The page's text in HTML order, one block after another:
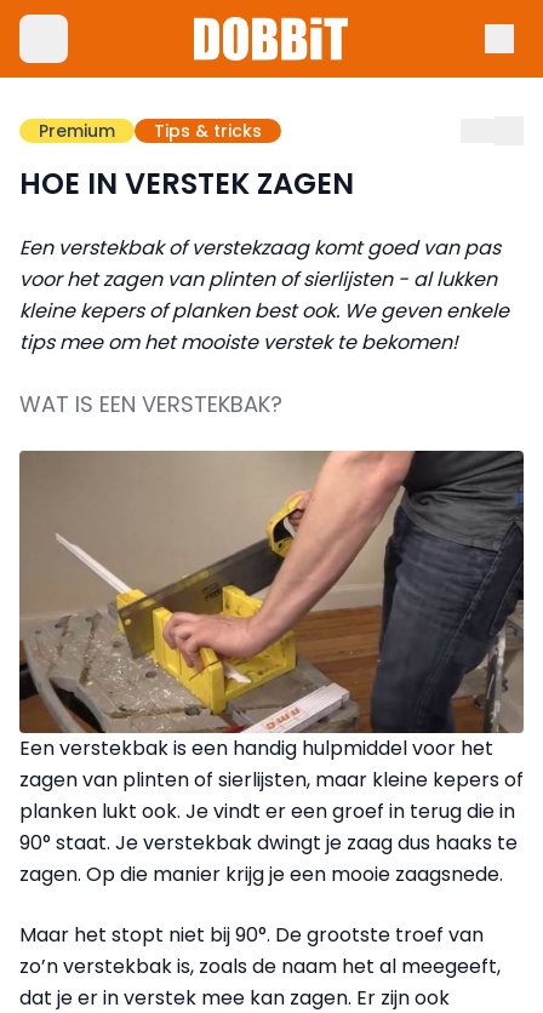
Premium Tips & tricks
HOE IN VERSTEK ZAGEN
Een verstekbak of verstekzaag komt goed van pas
voor het zagen van plinten of sierlijsten - al lukken
kleine kepers of planken best ook. We geven enkele
tips mee om het mooiste verstek te bekomen!
WAT IS EEN VERSTEKBAK?
Een verstekbak is een handig hulpmiddel voor het
zagen van plinten of sierlijsten, maar kleine kepers of
planken lukt ook. Je vindt er een groef in terug die in
90° staat. Je verstekbak dwingt je zaag dus haaks te
zagen. Op die manier krijg je een mooie zaagsnede.
Maar het stopt niet bij 90°. De grootste troef van
zo’n verstekbak is, zoals de naam het al meegeeft,
dat je er in verstek mee kan zagen. Er zijn ook